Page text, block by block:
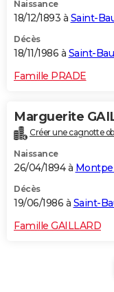
Naissance
18/12/1893 à Saint-
Décès
18/11/1986 à Saint-
Famille PRADE
Marguerite
Créer une cagnotte
Naissance
26/04/1894 à
Décès
19/06/1986 à Saint-
Famille GAILLARD